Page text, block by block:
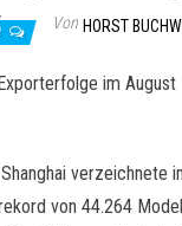
Von HORST
im August
verzeichnete
von 44.264